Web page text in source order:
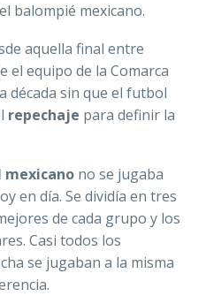
balompié mexicano.
aquella final entre
el equipo de la Comarca
década sin que el futbol
repechaje para definir la
no se jugaba
en día. Se dividía en tres
de cada grupo y los
Casi todos los
se jugaban a la misma